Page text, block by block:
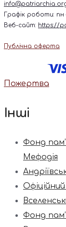
Графік роботи: пн
Веб-сайт: https://
Публічна оферта
Пожертва
Інші
Фонд
Мефодія
Фонд